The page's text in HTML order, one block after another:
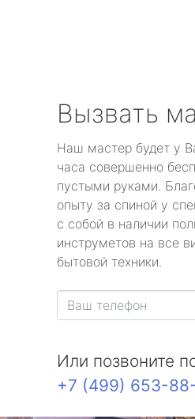
Вызвать
Наш мастер будет у
часа совершенно
пустыми руками.
опыту за спиной у
с собой в наличии
инструметов на все
бытовой техники.
Или позвоните
+7 (499) 653-